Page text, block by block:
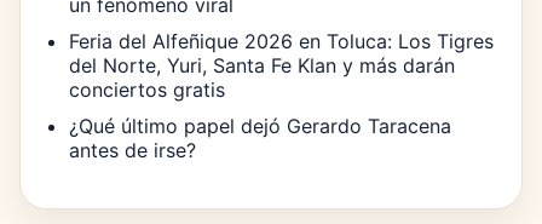
un fenómeno viral
Feria del Alfeñique 2026 en Toluca: Los Tigres
del Norte, Yuri, Santa Fe Klan y más darán
conciertos gratis
¿Qué último papel dejó Gerardo Taracena
antes de irse?